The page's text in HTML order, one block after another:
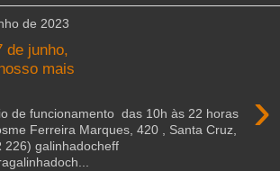
de 2023
de junho,
mais
›
de funcionamento das 10h às 22 horas
Ferreira Marques, 420 , Santa Cruz,
226) galinhadocheff